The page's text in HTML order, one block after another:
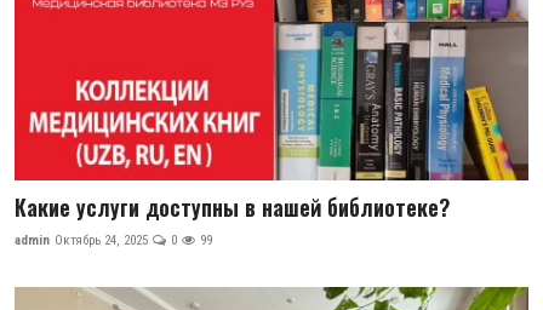
ИИ
Статистика
PDF-translator
Проблемы Арала
Какие услуги доступны в нашей библиотеке?
admin Октябрь 24, 2025 0 99